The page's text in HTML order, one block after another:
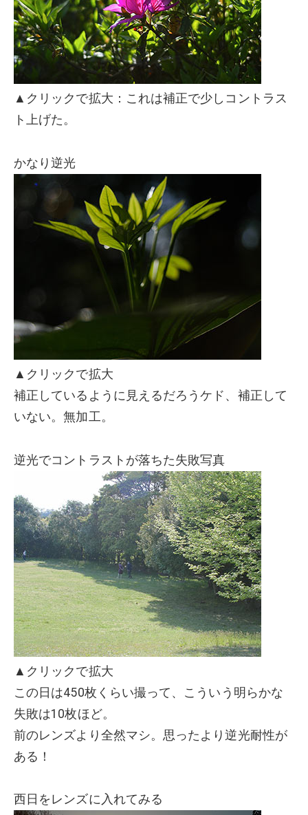
▲クリックで拡大：これは補正で少しコントラス
ト上げた。
かなり逆光
▲クリックで拡大
補正しているように見えるだろうケド、補正して
いない。無加工。
逆光でコントラストが落ちた失敗写真
▲クリックで拡大
この日は450枚くらい撮って、こういう明らかな
失敗は10枚ほど。
前のレンズより全然マシ。思ったより逆光耐性が
ある！
西日をレンズに入れてみる